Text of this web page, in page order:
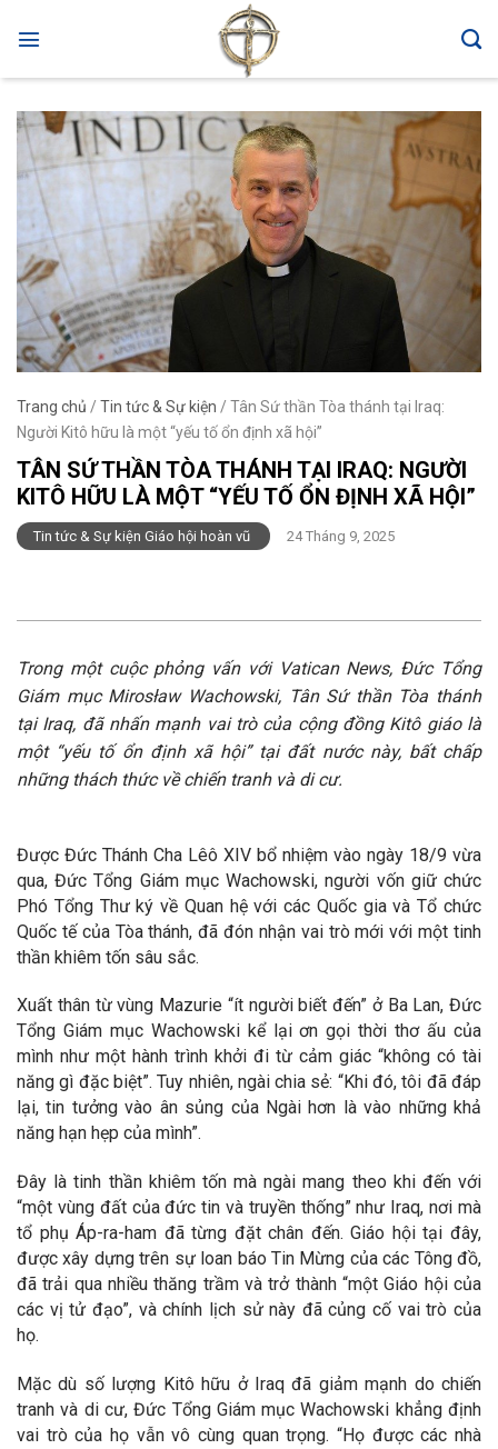
Trang chủ / Tin tức & Sự kiện / Tân Sứ thần Tòa thánh tại Iraq:
Người Kitô hữu là một “yếu tố ổn định xã hội”
TÂN SỨ THẦN TÒA THÁNH TẠI IRAQ: NGƯỜI
KITÔ HỮU LÀ MỘT “YẾU TỐ ỔN ĐỊNH XÃ HỘI”
Tin tức & Sự kiện Giáo hội hoàn vũ 24 Tháng 9, 2025
Trong một cuộc phỏng vấn với Vatican News, Đức Tổng
Giám mục Mirosław Wachowski, Tân Sứ thần Tòa thánh
tại Iraq, đã nhấn mạnh vai trò của cộng đồng Kitô giáo là
một “yếu tố ổn định xã hội” tại đất nước này, bất chấp
những thách thức về chiến tranh và di cư.
Được Đức Thánh Cha Lêô XIV bổ nhiệm vào ngày 18/9 vừa
qua, Đức Tổng Giám mục Wachowski, người vốn giữ chức
Phó Tổng Thư ký về Quan hệ với các Quốc gia và Tổ chức
Quốc tế của Tòa thánh, đã đón nhận vai trò mới với một tinh
thần khiêm tốn sâu sắc.
Xuất thân từ vùng Mazurie “ít người biết đến” ở Ba Lan, Đức
Tổng Giám mục Wachowski kể lại ơn gọi thời thơ ấu của
mình như một hành trình khởi đi từ cảm giác “không có tài
năng gì đặc biệt”. Tuy nhiên, ngài chia sẻ: “Khi đó, tôi đã đáp
lại, tin tưởng vào ân sủng của Ngài hơn là vào những khả
năng hạn hẹp của mình”.
Đây là tinh thần khiêm tốn mà ngài mang theo khi đến với
“một vùng đất của đức tin và truyền thống” như Iraq, nơi mà
tổ phụ Áp-ra-ham đã từng đặt chân đến. Giáo hội tại đây,
được xây dựng trên sự loan báo Tin Mừng của các Tông đồ,
đã trải qua nhiều thăng trầm và trở thành “một Giáo hội của
các vị tử đạo”, và chính lịch sử này đã củng cố vai trò của
họ.
Mặc dù số lượng Kitô hữu ở Iraq đã giảm mạnh do chiến
tranh và di cư, Đức Tổng Giám mục Wachowski khẳng định
vai trò của họ vẫn vô cùng quan trọng. “Họ được các nhà